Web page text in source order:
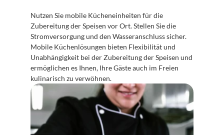
Nutzen Sie mobile Kücheneinheiten für die
Zubereitung der Speisen vor Ort. Stellen Sie die
Stromversorgung und den Wasseranschluss sicher.
Mobile Küchenlösungen bieten Flexibilität und
Unabhängigkeit bei der Zubereitung der Speisen und
ermöglichen es Ihnen, Ihre Gäste auch im Freien
kulinarisch zu verwöhnen.